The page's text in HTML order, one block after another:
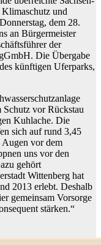
und
dem 28.
an Bürgermeister
der
Die Übergabe
künftigen Uferparks,
vor Rückstau
Kuhlache. Die
sich auf rund 3,45
vor dem
uns vor den
gehört
Wittenberg hat
2013 erlebt. Deshalb
gemeinsam Vorsorge
stärken.“